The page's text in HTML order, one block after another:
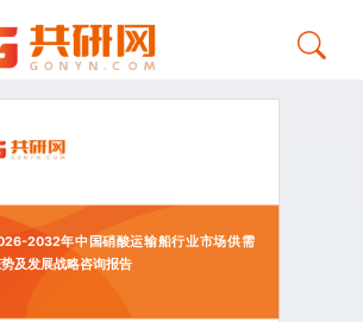
2032年中国硝酸运输船行业市场供需
及发展战略咨询报告